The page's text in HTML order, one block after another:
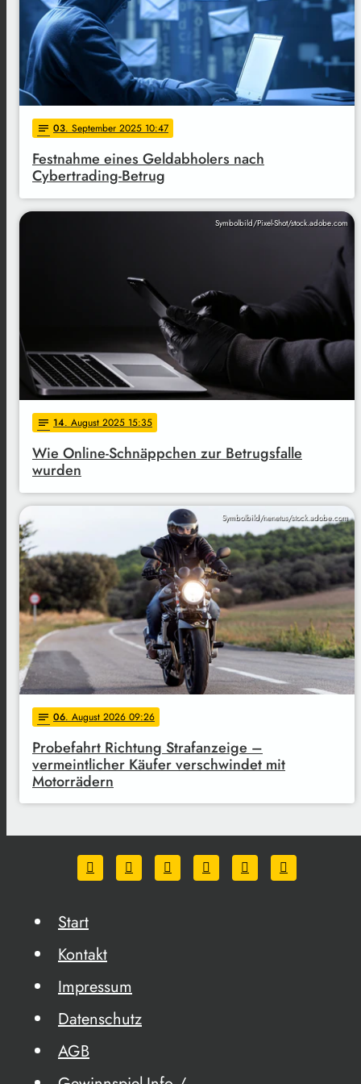
notes 03. September 2025 10:47
Festnahme eines Geldabholers nach
Cybertrading-Betrug
Symbolbild/Pixel-Shot/stock.adobe.com
notes 14. August 2025 15:35
Wie Online-Schnäppchen zur Betrugsfalle
wurden
Symbolbild/nenetus/stock.adobe.com
notes 06. August 2026 09:26
Probefahrt Richtung Strafanzeige –
vermeintlicher Käufer verschwindet mit
Motorrädern
Start
Kontakt
Impressum
Datenschutz
AGB